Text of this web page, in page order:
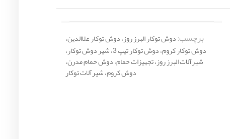
برچسب:دوش توکار البرز روز، دوش توکار علاالدین،
دوش توکار کروم، دوش توکار تیپ 3، شیر دوش توکار،
شیرآلات البرز روز، تجهیزات حمام، دوش حمام مدرن،
دوش کروم، شیرآلات توکار